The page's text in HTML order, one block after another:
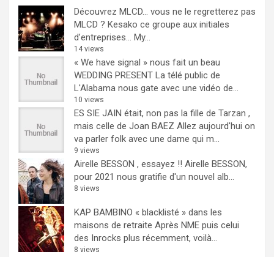
Découvrez MLCD… vous ne le regretterez pas
MLCD ? Kesako ce groupe aux initiales
d’entreprises… My...
14 views
« We have signal » nous fait un beau
WEDDING PRESENT La télé public de
L'Alabama nous gate avec une vidéo de...
10 views
ES SIE JAIN était, non pas la fille de Tarzan ,
mais celle de Joan BAEZ Allez aujourd'hui on
va parler folk avec une dame qui m...
9 views
Airelle BESSON , essayez !! Airelle BESSON,
pour 2021 nous gratifie d'un nouvel alb...
8 views
KAP BAMBINO « blacklisté » dans les
maisons de retraite Après NME puis celui
des Inrocks plus récemment, voilà...
8 views